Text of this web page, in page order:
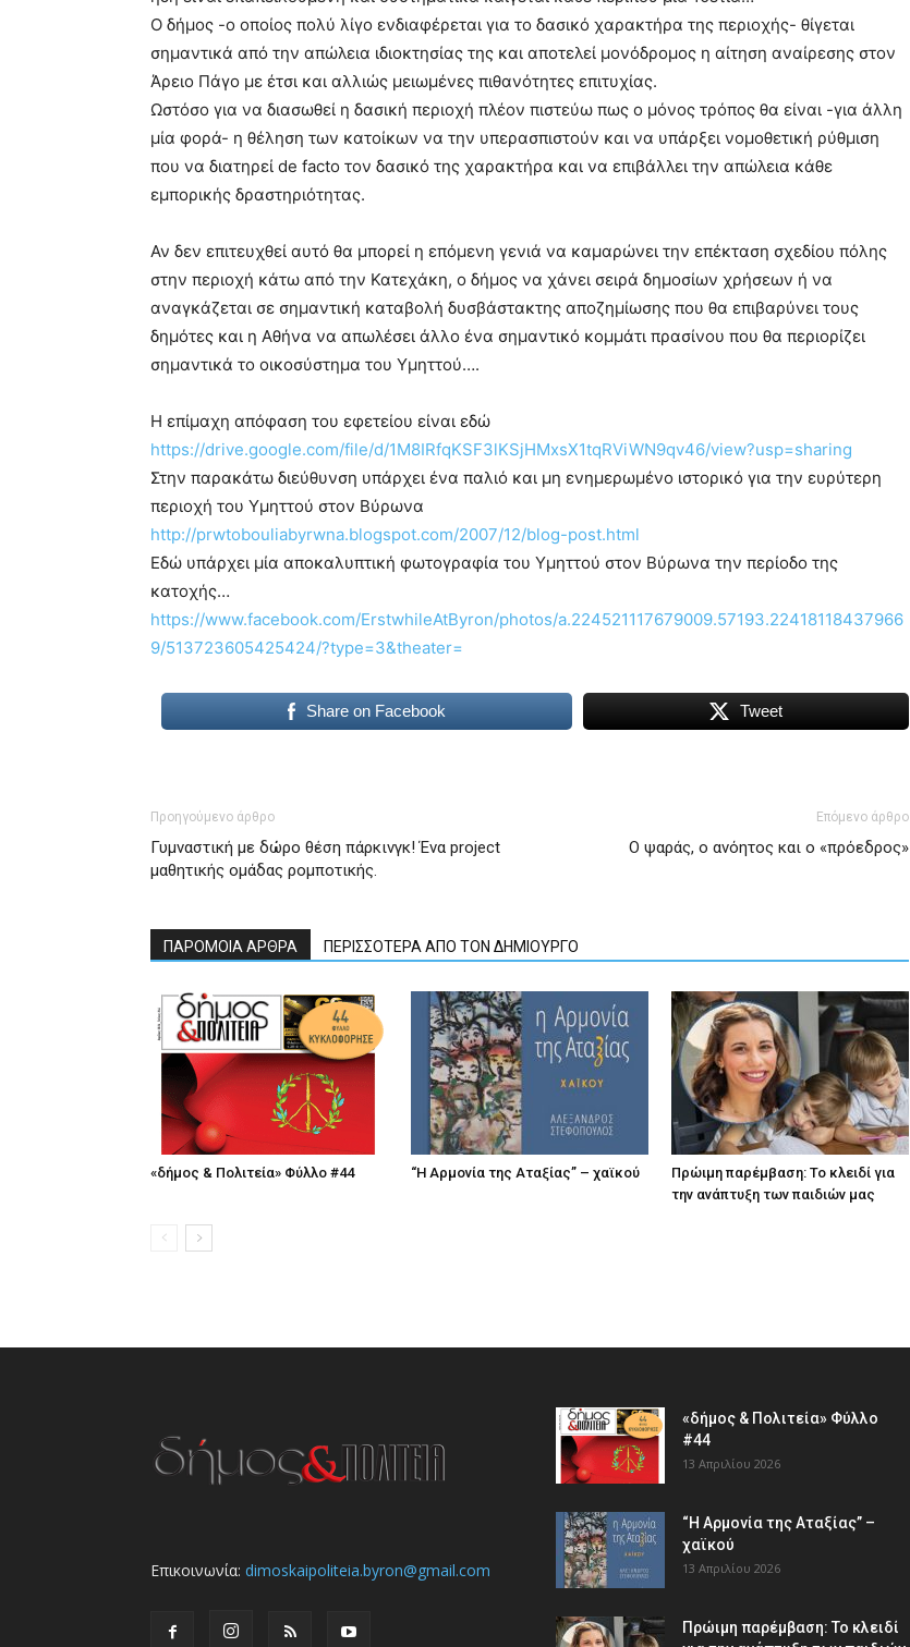
Ο δήμος -ο οποίος πολύ λίγο ενδιαφέρεται για το δασικό χαρακτήρα της περιοχής- θίγεται
σημαντικά από την απώλεια ιδιοκτησίας της και αποτελεί μονόδρομος η αίτηση αναίρεσης στον
Άρειο Πάγο με έτσι και αλλιώς μειωμένες πιθανότητες επιτυχίας.
Ωστόσο για να διασωθεί η δασική περιοχή πλέον πιστεύω πως ο μόνος τρόπος θα είναι -για άλλη
μία φορά- η θέληση των κατοίκων να την υπερασπιστούν και να υπάρξει νομοθετική ρύθμιση
που να διατηρεί de facto τον δασικό της χαρακτήρα και να επιβάλλει την απώλεια κάθε
εμπορικής δραστηριότητας.
Αν δεν επιτευχθεί αυτό θα μπορεί η επόμενη γενιά να καμαρώνει την επέκταση σχεδίου πόλης
στην περιοχή κάτω από την Κατεχάκη, ο δήμος να χάνει σειρά δημοσίων χρήσεων ή να
αναγκάζεται σε σημαντική καταβολή δυσβάστακτης αποζημίωσης που θα επιβαρύνει τους
δημότες και η Αθήνα να απωλέσει άλλο ένα σημαντικό κομμάτι πρασίνου που θα περιορίζει
σημαντικά το οικοσύστημα του Υμηττού….
Η επίμαχη απόφαση του εφετείου είναι εδώ
https://drive.google.com/file/d/1M8IRfqKSF3lKSjHMxsX1tqRViWN9qv46/view?usp=sharing
Στην παρακάτω διεύθυνση υπάρχει ένα παλιό και μη ενημερωμένο ιστορικό για την ευρύτερη
περιοχή του Υμηττού στον Βύρωνα
http://prwtobouliabyrwna.blogspot.com/2007/12/blog-post.html
Εδώ υπάρχει μία αποκαλυπτική φωτογραφία του Υμηττού στον Βύρωνα την περίοδο της
κατοχής…
https://www.facebook.com/ErstwhileAtByron/photos/a.224521117679009.57193.22418118437966
9/513723605425424/?type=3&theater=
Share on Facebook Tweet
Προηγούμενο άρθρο
Γυμναστική με δώρο θέση πάρκινγκ! Ένα project
μαθητικής ομάδας ρομποτικής.
Επόμενο άρθρο
Ο ψαράς, ο ανόητος και ο «πρόεδρος»
ΠΑΡΟΜΟΙΑ ΑΡΘΡΑ ΠΕΡΙΣΣΟΤΕΡΑ ΑΠΟ ΤΟΝ ΔΗΜΙΟΥΡΓΟ
«δήμος & Πολιτεία» Φύλλο #44 “Η Αρμονία της Αταξίας” – χαϊκού
Πρώιμη παρέμβαση: Το κλειδί για
την ανάπτυξη των παιδιών µας
Επικοινωνία: dimoskaipoliteia.byron@gmail.com
«δήμος & Πολιτεία» Φύλλο
#44
13 Απριλίου 2026
“Η Αρμονία της Αταξίας” –
χαϊκού
13 Απριλίου 2026
Πρώιμη παρέμβαση: Το κλειδί